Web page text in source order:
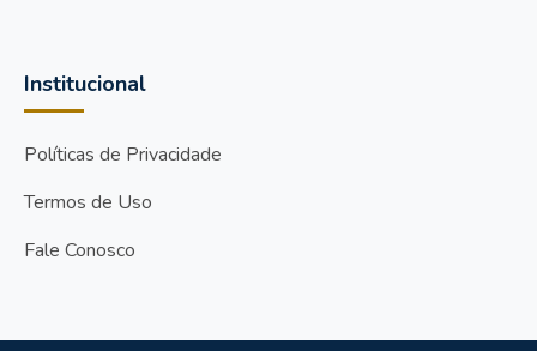
Institucional
Políticas de Privacidade
Termos de Uso
Fale Conosco